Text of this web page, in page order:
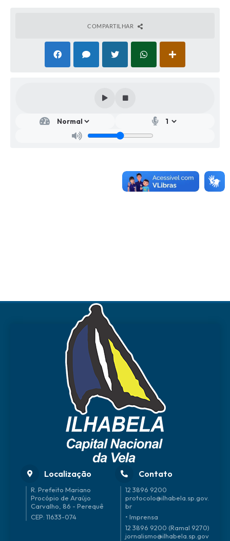
COMPARTILHAR
Localização
R. Prefeito Mariano
Procópio de Araújo
Carvalho, 86 - Perequê
CEP: 11633-074
Contato
12 3896 9200
protocolo@ilhabela.sp.gov.
br
• Imprensa
12 3896 9200 (Ramal 9270)
jornalismo@ilhabela.sp.gov